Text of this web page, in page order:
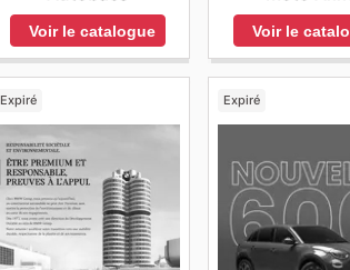
Voir le catalogue Voir le
Expiré Expiré